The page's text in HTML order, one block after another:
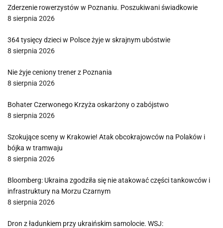
Zderzenie rowerzystów w Poznaniu. Poszukiwani świadkowie
8 sierpnia 2026
364 tysięcy dzieci w Polsce żyje w skrajnym ubóstwie
8 sierpnia 2026
Nie żyje ceniony trener z Poznania
8 sierpnia 2026
Bohater Czerwonego Krzyża oskarżony o zabójstwo
8 sierpnia 2026
Szokujące sceny w Krakowie! Atak obcokrajowców na Polaków i
bójka w tramwaju
8 sierpnia 2026
Bloomberg: Ukraina zgodziła się nie atakować części tankowców i
infrastruktury na Morzu Czarnym
8 sierpnia 2026
Dron z ładunkiem przy ukraińskim samolocie. WSJ: